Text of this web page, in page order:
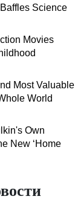
Science
Movies
Most Valuable
World
Own
New ‘Home